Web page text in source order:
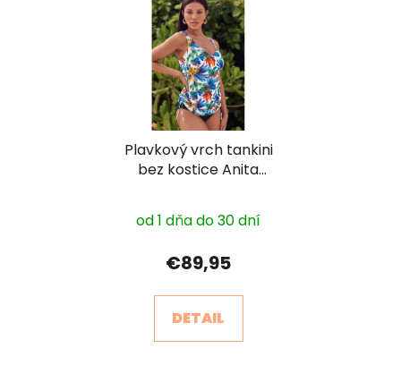
Plavkový vrch tankini
bez kostice Anita
od 1 dňa do 30 dní
€89,95
DETAIL